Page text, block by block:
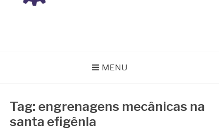
MENU
Tag: engrenagens mecânicas na
santa efigênia